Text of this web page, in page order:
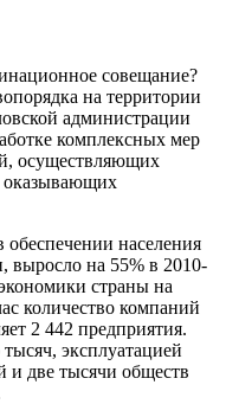
совещание?
на территории
администрации
комплексных мер
осуществляющих
населения
на 55% в 2010-
страны на
количество компаний
2 442 предприятия.
эксплуатацией
и две тысячи обществ